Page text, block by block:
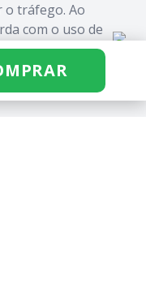
o tráfego. Ao
com o uso de
de Cookies.